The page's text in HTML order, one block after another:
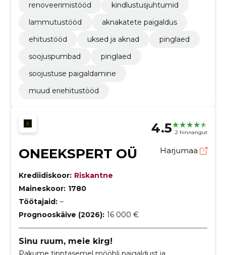
renoveerimistööd
kindlustusjuhtumid
lammutustööd
aknakatete paigaldus
ehitustööd
uksed ja aknad
pinglaed
soojuspumbad
pinglaed
soojustuse paigaldamine
muud eriehitustööd
4.5 2 hinnangut
ONEEKSPERT OÜ Harjumaa
Krediidiskoor: Riskantne
Maineskoor: 1780
Töötajaid: –
Prognooskäive (2026): 16 000 €
Sinu ruum, meie kirg!